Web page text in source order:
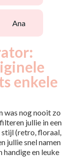
ana
enkele
was nog nooit zo
jullie in een
(retro, floraal,
jullie snel namen
handige en leuke